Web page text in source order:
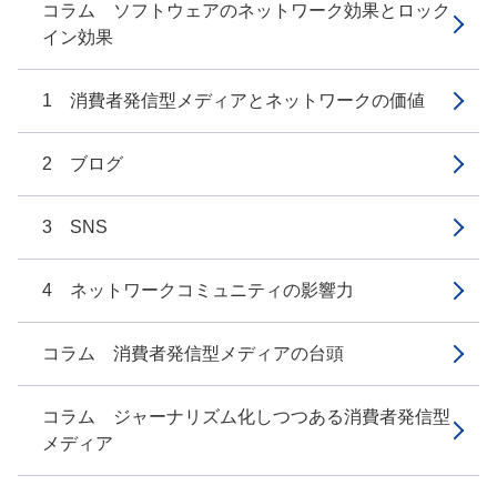
コラム ソフトウェアのネットワーク効果とロック
イン効果
1 消費者発信型メディアとネットワークの価値
2 ブログ
3 SNS
4 ネットワークコミュニティの影響力
コラム 消費者発信型メディアの台頭
コラム ジャーナリズム化しつつある消費者発信型
メディア